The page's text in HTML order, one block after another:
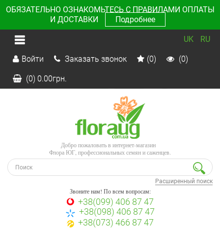
ОБЯЗАТЕЛЬНО ОЗНАКОМЬТЕСЬ С ПРАВИЛАМИ ОПЛАТЫ
И ДОСТАВКИ
Подробнее
UK RU
Войти Заказать звонок (0) (0)
(0) 0.00грн.
Добро пожаловать в интернет-магазин
Флора ЮГ, профессиональных семян и саженцев.
Расширенный поиск
Звоните нам! По всем вопросам:
+38(099) 406 87 47
+38(098) 406 87 47
+38(073) 466 87 47